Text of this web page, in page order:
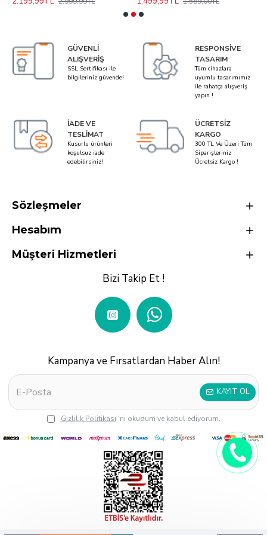
GÜVENLI
ALIŞVERIŞ
SSL Sertifikası ile
bilgileriniz güvende!
RESPONSIVE
TASARIM
Tüm cihazlara
uyumlu tasarımımız
ile rahatça alışveriş
yapın !
İADE VE
TESLIMAT
Kusurlu ürünleri
koşulsuz iade
edebilirsiniz!
ÜCRETSIZ
KARGO
300 TL Ve Üzeri Tüm
Siparişleriniz
Ücretsiz Kargo !
Sözleşmeler
Hesabım
Müşteri Hizmetleri
Bizi Takip Et !
Kampanya ve Fırsatlardan Haber Alın!
KAYIT OL
Gizlilik Politikası 'ni okudum ve kabul ediyorum.